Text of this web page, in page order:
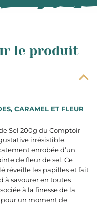
le produit
CARAMEL ET FLEUR
Sel 200g du Comptoir
irrésistible.
enrobée d’un
de fleur de sel. Ce
réveille les papilles et fait
à savourer en toutes
à la finesse de la
pour un moment de